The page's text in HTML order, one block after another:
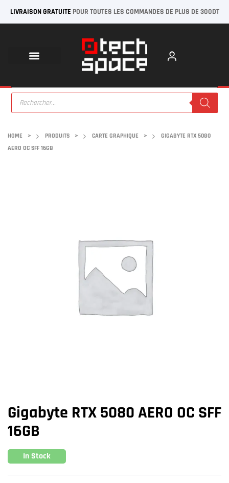
LIVRAISON GRATUITE POUR TOUTES LES COMMANDES DE PLUS DE 300DT
HOME > PRODUITS > CARTE GRAPHIQUE >
GIGABYTE RTX 5080
AERO OC SFF 16GB
Gigabyte RTX 5080 AERO OC SFF
16GB
In Stock